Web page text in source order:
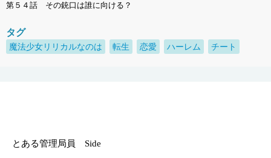
第５４話 その銃口は誰に向ける？
タグ
魔法少女リリカルなのは 転生 恋愛 ハーレム チート
とある管理局員 Side